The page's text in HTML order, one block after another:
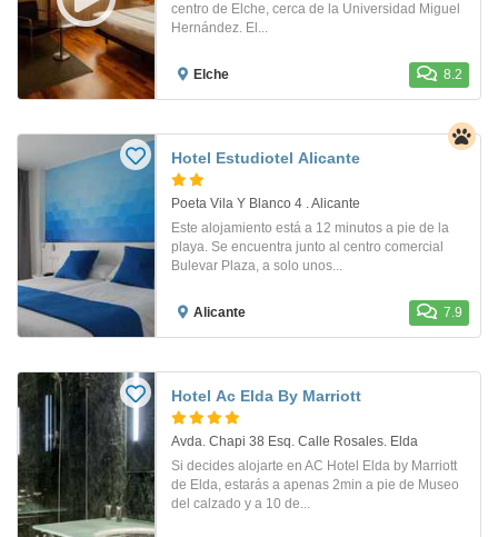
centro de Elche, cerca de la Universidad Miguel
Hernández. El...
Elche 8.2
Hotel Estudiotel Alicante
Poeta Vila Y Blanco 4 . Alicante
Este alojamiento está a 12 minutos a pie de la
playa. Se encuentra junto al centro comercial
Bulevar Plaza, a solo unos...
Alicante 7.9
Hotel Ac Elda By Marriott
Avda. Chapi 38 Esq. Calle Rosales. Elda
Si decides alojarte en AC Hotel Elda by Marriott
de Elda, estarás a apenas 2min a pie de Museo
del calzado y a 10 de...